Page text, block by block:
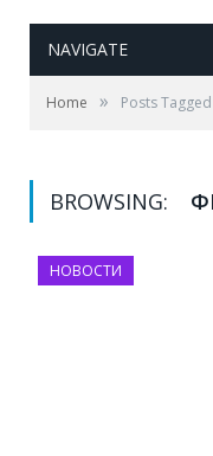
NAVIGATE
Home » Posts
BROWSING:
НОВОСТИ